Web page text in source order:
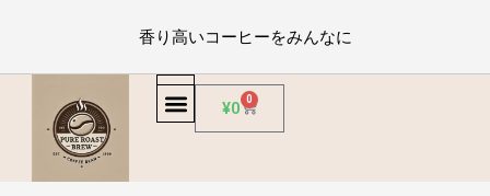
香り高いコーヒーをみんなに
¥0 0